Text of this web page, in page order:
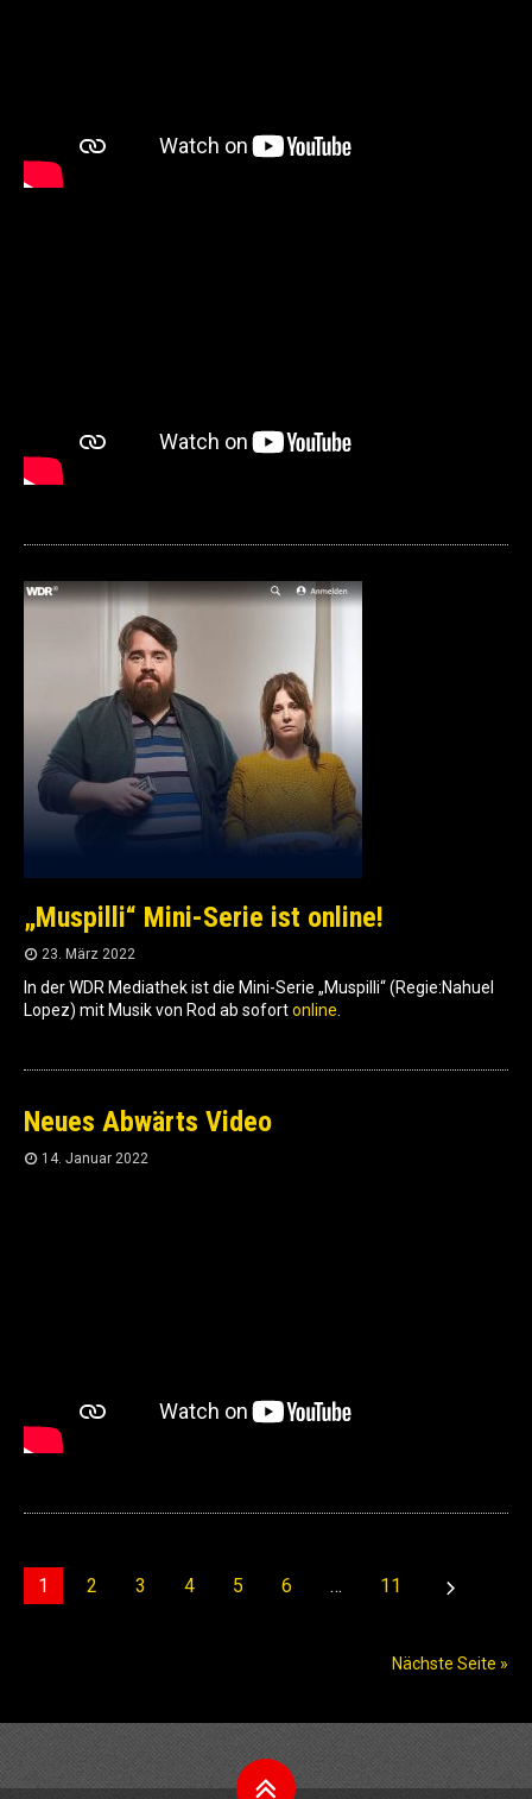
„Muspilli“ Mini-Serie ist online!
23. März 2022
In der WDR Mediathek ist die Mini-Serie „Muspilli“ (Regie:Nahuel
Lopez) mit Musik von Rod ab sofortonline
Neues Abwärts Video
14. Januar 2022
1 2 3 4 5 6 … 11
Nächste Seite »
Nach